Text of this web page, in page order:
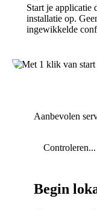
Start je applicatie
installatie op.
ingewikkelde
Aanbevolen
Controleren...
Begin